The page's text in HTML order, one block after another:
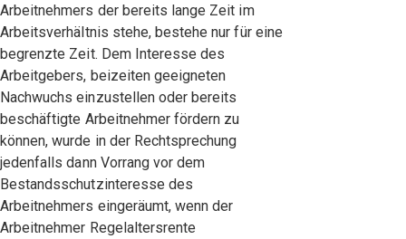
Arbeitnehmers der bereits lange Zeit im
Arbeitsverhältnis stehe, bestehe nur für eine
begrenzte Zeit. Dem Interesse des
Arbeitgebers, beizeiten geeigneten
Nachwuchs einzustellen oder bereits
beschäftigte Arbeitnehmer fördern zu
können, wurde in der Rechtsprechung
jedenfalls dann Vorrang vor dem
Bestandsschutzinteresse des
Arbeitnehmers eingeräumt, wenn der
Arbeitnehmer Regelaltersrente